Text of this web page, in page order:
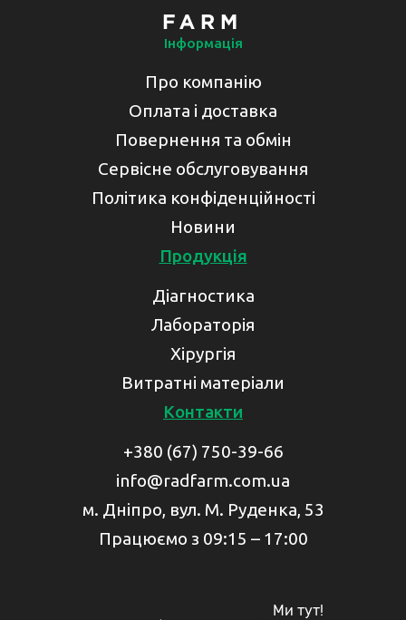
Інформація
Про компанію
Оплата і доставка
Повернення та обмін
Сервісне обслуговування
Політика конфіденційності
Новини
Продукція
Діагностика
Лабораторія
Хірургія
Витратні матеріали
Контакти
+380 (67) 750-39-66
info@radfarm.com.ua
м. Дніпро, вул. М. Руденка, 53
Працюємо з 09:15 – 17:00
Ми тут!